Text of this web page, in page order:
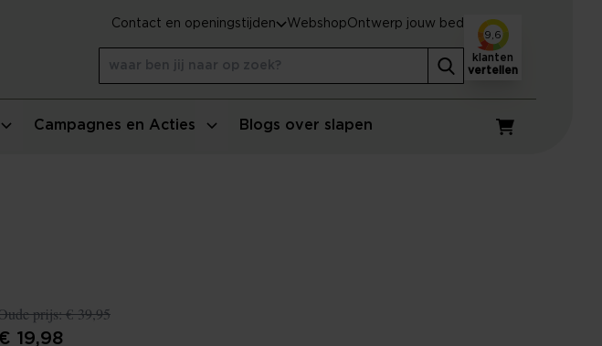
Campagnes en Acties Blogs over slapen
Winkelwagen
Contact en openingstijden WebshopOntwerp jouw bed
9,6
klanten
vertellen
prijs:€ 39,95
19,98